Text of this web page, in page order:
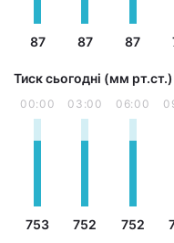
87 87 87
Тиск сьогодні (мм рт.ст.)
00:00
753
03:00
752
06:00
752